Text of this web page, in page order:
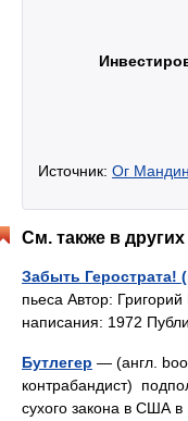
Источник: Ог
См. также в
Забыть Герострата!
пьеса Автор:
написания: 1972
Бутлегер — (англ.
контрабандист)
сухого закона в США